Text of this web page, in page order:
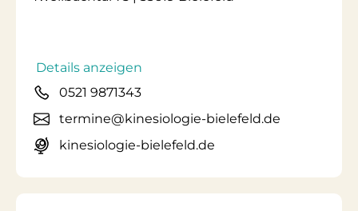
Details anzeigen
0521 9871343
termine@kinesiologie-bielefeld.de
kinesiologie-bielefeld.de